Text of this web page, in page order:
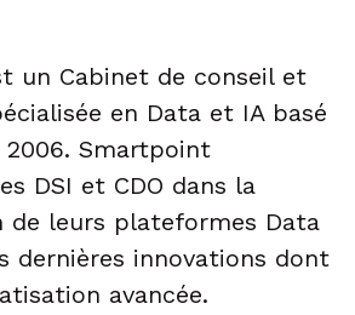
un Cabinet de conseil et
en Data et IA basé
2006. Smartpoint
DSI et CDO dans la
de leurs plateformes Data
dernières innovations dont
avancée.